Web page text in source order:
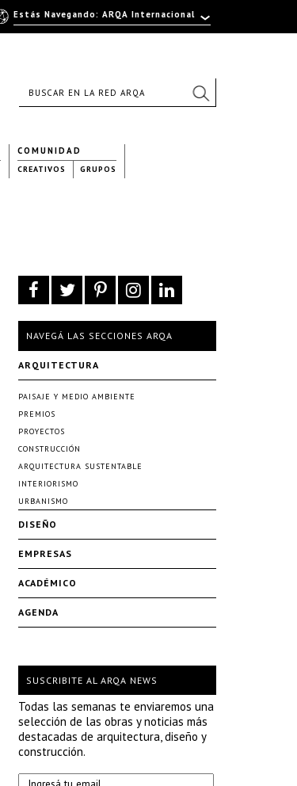
COMUNIDAD
CREATIVOS GRUPOS
NAVEGÁ LAS SECCIONES ARQA
ARQUITECTURA
PAISAJE Y MEDIO AMBIENTE
PREMIOS
PROYECTOS
CONSTRUCCIÓN
ARQUITECTURA SUSTENTABLE
INTERIORISMO
URBANISMO
DISEÑO
EMPRESAS
ACADÉMICO
AGENDA
SUSCRIBITE AL ARQA NEWS
Todas las semanas te enviaremos una
selección de las obras y noticias más
destacadas de arquitectura, diseño y
construcción.
Estás Navegando: ARQA Internacional